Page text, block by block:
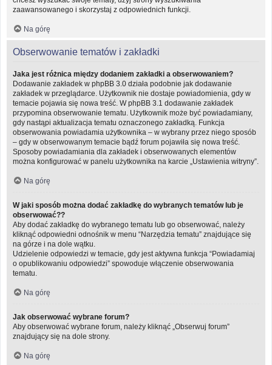
zaawansowanego i skorzystaj z odpowiednich funkcji.
Na górę
Obserwowanie tematów i zakładki
Jaka jest różnica między dodaniem zakładki a obserwowaniem?
Dodawanie zakładek w phpBB 3.0 działa podobnie jak dodawanie
zakładek w przeglądarce. Użytkownik nie dostaje powiadomienia, gdy w
temacie pojawia się nowa treść. W phpBB 3.1 dodawanie zakładek
przypomina obserwowanie tematu. Użytkownik może być powiadamiany,
gdy nastąpi aktualizacja tematu oznaczonego zakładką. Funkcja
obserwowania powiadamia użytkownika – w wybrany przez niego sposób
– gdy w obserwowanym temacie bądź forum pojawiła się nowa treść.
Sposoby powiadamiania dla zakładek i obserwowanych elementów
można konfigurować w panelu użytkownika na karcie „Ustawienia witryny”.
Na górę
W jaki sposób można dodać zakładkę do wybranych tematów lub je
obserwować??
Aby dodać zakładkę do wybranego tematu lub go obserwować, należy
kliknąć odpowiedni odnośnik w menu “Narzędzia tematu” znajdujące się
na górze i na dole wątku.
Udzielenie odpowiedzi w temacie, gdy jest aktywna funkcja “Powiadamiaj
o opublikowaniu odpowiedzi” spowoduje włączenie obserwowania
tematu.
Na górę
Jak obserwować wybrane forum?
Aby obserwować wybrane forum, należy kliknąć „Obserwuj forum”
znajdujący się na dole strony.
Na górę